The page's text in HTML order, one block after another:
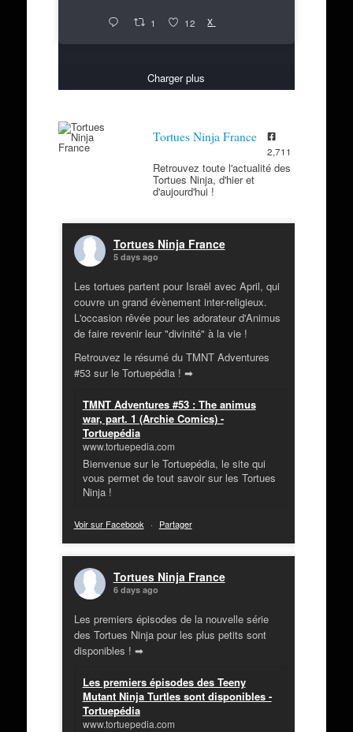
1 12 X
Charger plus
Tortues Ninja France
2,711
Retrouvez toute l'actualité des
Tortues Ninja, d'hier et
d'aujourd'hui !
Tortues Ninja France
5 days ago
Les tortues partent pour Israël avec April, qui
couvre un grand évènement inter-religieux.
L'occasion rêvée pour les adorateur d'Animus
de faire revenir leur "divinité" à la vie !
Retrouvez le résumé du TMNT Adventures
#53 sur le Tortuepédia ! ➡
TMNT Adventures #53 : The animus
war, part. 1 (Archie Comics) -
Tortuepédia
www.tortuepedia.com
Bienvenue sur le Tortuepédia, le site qui
vous permet de tout savoir sur les Tortues
Ninja !
Voir sur Facebook · Partager
Tortues Ninja France
6 days ago
Les premiers épisodes de la nouvelle série
des Tortues Ninja pour les plus petits sont
disponibles ! ➡
Les premiers épisodes des Teeny
Mutant Ninja Turtles sont disponibles -
Tortuepédia
www.tortuepedia.com